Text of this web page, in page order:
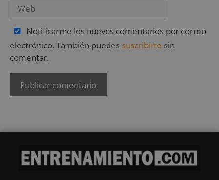
Notificarme los nuevos comentarios por correo
electrónico. También puedes suscribirte sin
comentar.